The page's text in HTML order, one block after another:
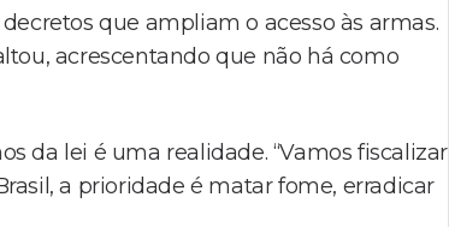
que ampliam o acesso às armas.
acrescentando que não há como
da lei é uma realidade. “Vamos fiscalizar
a prioridade é matar fome, erradicar